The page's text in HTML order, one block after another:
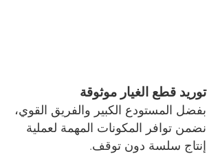
توريد قطع الغيار موثوقة
بفضل المستودع الكبير والفريق القوي،
نضمن توافر المكونات المهمة لعملية
إنتاج سلسة دون توقف.